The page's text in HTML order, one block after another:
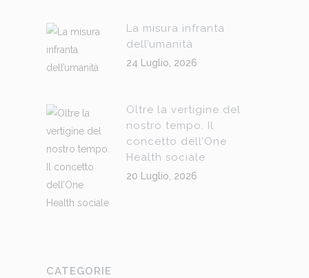
La misura infranta
dell’umanità
24 Luglio, 2026
Oltre la vertigine del
nostro tempo. Il
concetto dell’One
Health sociale
20 Luglio, 2026
CATEGORIE